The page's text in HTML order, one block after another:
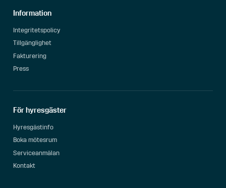
Information
Integritetspolicy
Tillgänglighet
Fakturering
Press
För hyresgäster
Hyresgästinfo
Boka mötesrum
Serviceanmälan
Kontakt